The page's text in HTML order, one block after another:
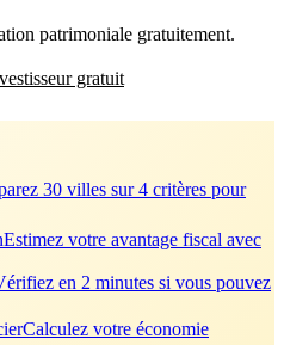
patrimoniale gratuitement.
gratuit
30 villes sur 4 critères pour
Estimez votre avantage fiscal avec
en 2 minutes si vous pouvez
Calculez votre économie